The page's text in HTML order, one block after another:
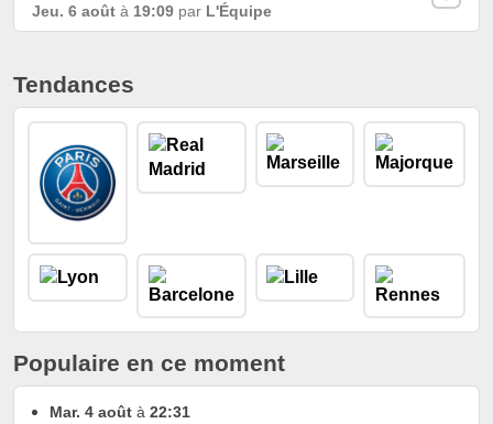
Jeu. 6 août à 19:09 par L'Équipe
Tendances
Populaire en ce moment
Mar. 4 août à 22:31